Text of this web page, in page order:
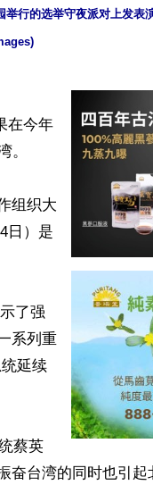
举行的选举守夜派对上发
在今年
。
组织大
日）是
了强
系列重
延续
蔡英
奋台湾的同时也引起